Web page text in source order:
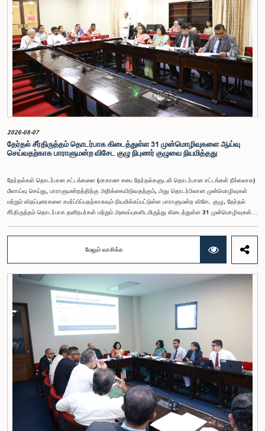
சம்பளத்தை விசேடமாக பரிசீலிக்க முடியும் என்பதையும் குழு சுட்டிக்காட்டியது.முன்மொழியப்பட்ட சம்பளத்
தொகை, முன்னர் பதவி வகித்த கணக்காய்வாளர் நாயகங்களின் சம்பளங்களையும் கருத்தில் கொண்டு
நிர்ணயிக்கப்பட்டதாக அதிகாரிகள் தெரிவித்தனர். இதற்கு முன்னர், சம்பளங்கள் மற்றும் பணியாளர்
ஆணைக்குழுவே இத்தகைய சம்பளங்களை நிர்ணயித்து வந்த போதிலும், தற்போது அத்தகைய
ஆணைக்குழு இல்லையெனவும் அதிகாரிகள் குறிப்பிட்டனர்.கணக்காய்வாளர் நாயகத்திற்கான
முன்மொழியப்பட்ட சம்பள மட்டத்தை குழு அங்கீகரித்திருந்தாலும், அப்பதவிக்கு வழங்கப்பட்டுள்ள
பொறுப்புகள் மற்றும் கடமைகளின் முக்கியத்துவத்தை கருத்தில் கொண்டு, அந்தச் சம்பளம் மேலும்
உயர்ந்த மட்டத்தில் இருக்க வேண்டும் என்ற கருத்தை குழுத் தலைவர் உள்ளிட்ட உறுப்பினர்கள்
முன்வைத்தனர்.அதன்படி, எதிர்காலத்தில் இச்சம்பள மட்டம் தொடர்பாக மேலும் கவனம் செலுத்தி
தேவையான தீர்மானங்கள் எடுக்கப்பட வேண்டியதன் அவசியம் குழுவில் வலியுறுத்தப்பட்டது. மேலும்,
நிரந்தரமானதும் சுயாதீனமானதுமான சம்பள மற்றும் பணியாளர் ஆணைக்குழுவை நிறுவுவதற்கான
யோசனையையும் குழுத் தலைவர் முன்வைத்தார்.
2026-08-07
தேர்தல் சீர்திருத்தம் தொடர்பாக கிடைத்துள்ள 31 முன்மொழிவுகளை ஆய்வு
செய்வதற்காக பாராளுமன்ற விசேட குழு நிபுணர் குழுவை நியமித்தது
தேர்தல்கள் தொடர்பான சட்டங்களை (மாகாண சபை தேர்தல்களுடன் தொடர்பான சட்டங்கள் நீங்கலாக)
மீளாய்வு செய்து, பாராளுமன்றத்திற்கு அறிக்கையிடுவதற்கும், அது தொடர்பிலான முன்மொழிவுகள்
மற்றும் விதப்புரைகளை சமர்ப்பிப்பதற்காகவும் நியமிக்கப்பட்டுள்ள பாராளுமன்ற விசேட குழு, தேர்தல்
சீர்திருத்தம் தொடர்பாக தனிநபர்கள் மற்றும் அமைப்புகளிடமிருந்து கிடைத்துள்ள 31 முன்மொழிவுகள்
நியமித்துள்ளது.கௌரவ பொது நிர்வாக, மாகாண சபைகள் மற்றும் உள்ளூராட்சி அமைச்சர் பேராசிரியர்
ஏ.எச்.எம்.எச்.அபயரத்ன அவர்கள் தலைமையில் அண்மையில் பாராளுமன்றத்தில் நடைபெற்ற குறித்த
விசேட குழுக் கூட்டத்தின் போதே இத்தீர்மானம் எடுக்கப்பட்டது.2004, 2007 மற்றும் 2022 ஆம்
ஆண்டுகளில் வெளியிடப்பட்ட பாராளுமன்ற விசேட குழுக்களின் அறிக்கைகள் மற்றும் தனிநபர்கள்,
அமைப்புகள் ஆகியவற்றினால் சமர்ப்பிக்கப்பட்டுள்ள 31 முன்மொழிவுகளை அடிப்படையாகக் கொண்டு
தேர்தல் சீர்திருத்தங்கள் தொடர்பாக விரிவான கலந்துரையாடல் இங்கு இடம்பெற்றது.உள்ளூராட்சி
மன்றத் தேர்தல் முறைக்காக கலப்பு தேர்தல் முறையை அறிமுகப்படுத்துதல், சிறு கட்சிகள் மற்றும்
சிறுபான்மை குழுக்களின் பிரதிநிதித்துவத்தை உறுதிப்படுத்துதல், பெண்களின் பிரதிநிதித்துவத்தை
மேம்படுத்துதல், மின்னணு வாக்களிப்பு முறையை அறிமுகப்படுத்துதல், முன்கூட்டியே வாக்களிக்கும்
வசதியை ஏற்படுத்துதல் உள்ளிட்ட பல்வேறு முன்மொழிவுகள் தொடர்பில் இக்கூட்டத்தில் விசேட கவனம்
செலுத்தப்பட்டது.மேலும், வெளிநாடுகளில் வாழும் இலங்கையர்களுக்கு வாக்களிக்கும் உரிமையை
வழங்குவது தொடர்பான முன்மொழிவுகளும் பரிசீலிக்கப்பட்டதுடன், அதற்குத் தேவையான சட்ட மற்றும்
நிர்வாக ஏற்பாடுகள் குறித்து மேலும் விரிவான ஆய்வு மேற்கொள்ள வேண்டியதன் அவசியமும்
வலியுறுத்தப்பட்டது.விசேட குழுவினால் நியமிக்கப்பட்டுள்ள நிபுணர் குழு, கிடைத்துள்ள 31
முன்மொழிவுகளையும் முந்தைய பாராளுமன்ற விசேட குழுக்களின் அறிக்கைகளையும் பகுப்பாய்வு
செய்து, நடைமுறைக்கு ஏற்ற பரிந்துரைகளைக் கொண்ட அறிக்கையொன்றைத் தயாரிக்கவுள்ளது.
அதனைத் தொடர்ந்து, அந்தப் பரிந்துரைகளை ஆராய்ந்து அடுத்தகட்ட நடவடிக்கைகளை முன்னெடுக்க
குழு தீர்மானித்தது.இக்கூட்டத்தில், குழு உறுப்பினரான அமைச்சர் கலாநிதி உபாலி பன்னிலகே மற்றும்
மேலும் வாசிக்க